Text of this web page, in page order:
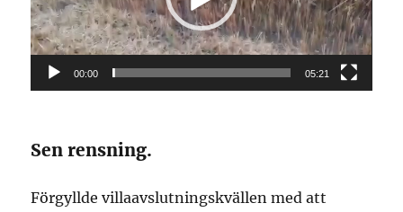
00:00 05:21
Sen rensning.
Förgyllde villaavslutningskvällen med att